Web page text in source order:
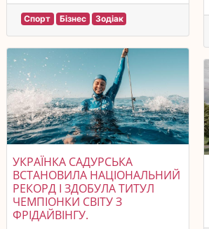
Спорт Бізнес Зодіак
УКРАЇНКА САДУРСЬКА
ВСТАНОВИЛА НАЦІОНАЛЬНИЙ
РЕКОРД І ЗДОБУЛА ТИТУЛ
ЧЕМПІОНКИ СВІТУ З
ФРІДАЙВІНГУ.